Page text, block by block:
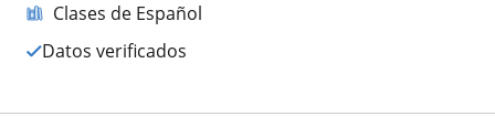
Clases de Español
Datos verificados